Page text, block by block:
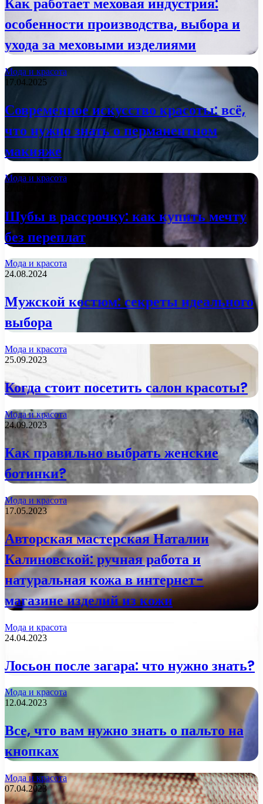
особенности производства, выбора и
ухода за меховыми изделиями
Мода и красота
17.04.2025
Современное искусство красоты: всё,
что нужно знать о перманентном
макияже
Мода и красота
Шубы в рассрочку: как купить мечту
без переплат
Мода и красота
24.08.2024
Мужской костюм: секреты идеального
выбора
Мода и красота
25.09.2023
Когда стоит посетить салон красоты?
Мода и красота
24.09.2023
Как правильно выбрать женские
ботинки?
Мода и красота
17.05.2023
Авторская мастерская Наталии
Калиновской: ручная работа и
натуральная кожа в интернет-
магазине изделий из кожи
Мода и красота
24.04.2023
Лосьон после загара: что нужно знать?
Мода и красота
12.04.2023
Все, что вам нужно знать о пальто на
кнопках
Мода и красота
07.04.2023